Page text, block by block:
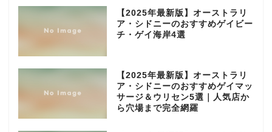
【2025年最新版】オーストラリ
ア・シドニーのおすすめゲイビー
チ・ゲイ海岸4選
【2025年最新版】オーストラリ
ア・シドニーのおすすめゲイマッ
サージ＆ウリセン5選｜人気店か
ら穴場まで完全網羅